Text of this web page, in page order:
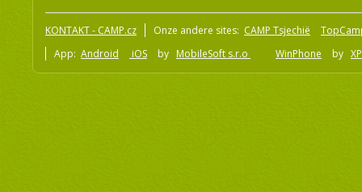
KONTAKT - CAMP.cz Onze andere sites: CAMP Tsjechië
App: Android iOS by MobileSoft s.r.o WinPhone by